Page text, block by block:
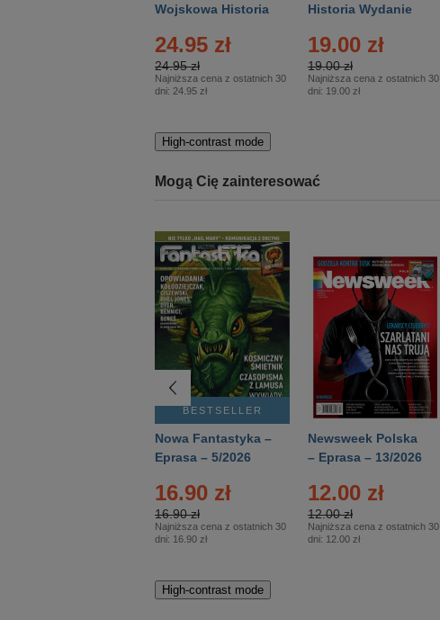
Wojskowa Historia
24.95 zł
24.95 zł
Najniższa cena z ostatnich 30
dni: 24.95 zł
Historia Wydanie
– 2/2026
19.00 zł
19.00 zł
Najniższa cena z ostatnich 30
dni: 19.00 zł
High-contrast mode
Mogą Cię zainteresować
BESTSELLER
Nowa Fantastyka –
Eprasa – 5/2026
16.90 zł
16.90 zł
Najniższa cena z ostatnich 30
dni: 16.90 zł
Newsweek Polska
– Eprasa – 13/2026
12.00 zł
12.00 zł
Najniższa cena z ostatnich 30
dni: 12.00 zł
High-contrast mode